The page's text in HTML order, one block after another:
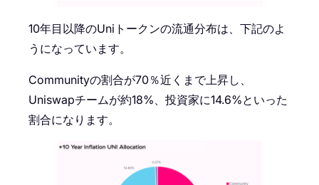
10年目以降のUniトークンの流通分布は、下記のよ
うになっています。
Communityの割合が70％近くまで上昇し、
Uniswapチームが約18%、投資家に14.6%といった
割合になります。